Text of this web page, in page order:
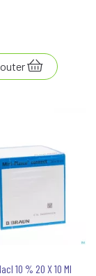
10 % 20 X 10 Ml